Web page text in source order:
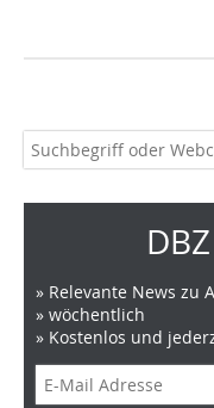
» Relevante News zu
» wöchentlich
» Kostenlos und